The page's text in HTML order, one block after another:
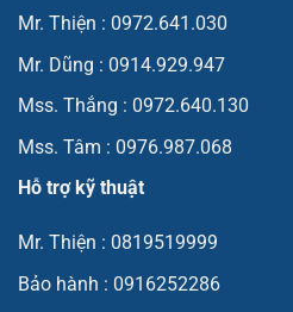
Mr. Thiện : 0972.641.030
Mr. Dũng : 0914.929.947
Mss. Thắng : 0972.640.130
Mss. Tâm : 0976.987.068
Hỗ trợ kỹ thuật
Mr. Thiện : 0819519999
Bảo hành : 0916252286